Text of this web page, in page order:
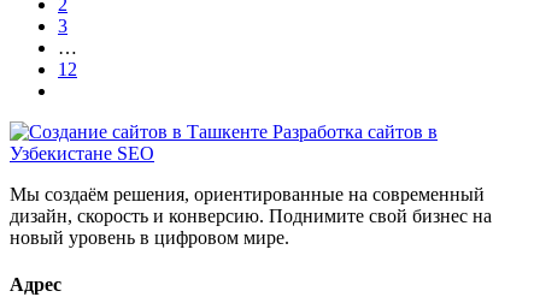
3
…
12
Мы создаём решения, ориентированные на современный
дизайн, скорость и конверсию. Поднимите свой бизнес на
новый уровень в цифровом мире.
Адрес